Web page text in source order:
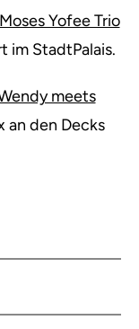
Moses Yofee Trio
im StadtPalais.
meets
an den Decks